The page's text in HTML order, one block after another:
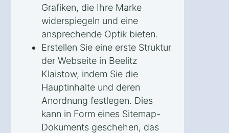
Grafiken, die Ihre Marke
widerspiegeln und eine
ansprechende Optik bieten.
Erstellen Sie eine erste Struktur
der Webseite in Beelitz
Klaistow, indem Sie die
Hauptinhalte und deren
Anordnung festlegen. Dies
kann in Form eines Sitemap-
Dokuments geschehen, das